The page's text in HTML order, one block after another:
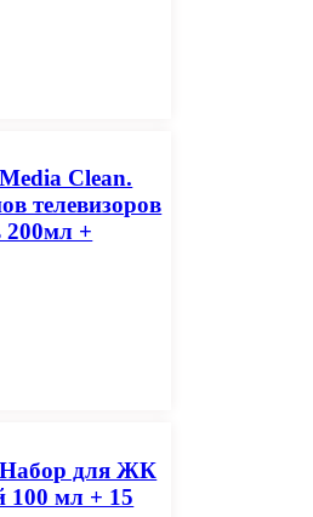
Clean.
телевизоров
200мл +
для ЖК
100 мл + 15